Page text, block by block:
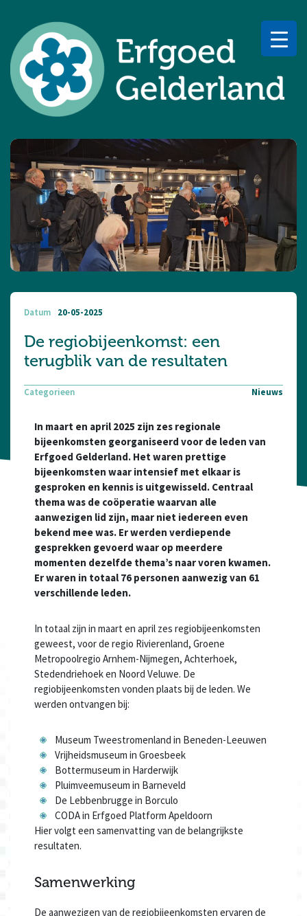
Datum 20-05-2025
De regiobijeenkomst: een
terugblik van de resultaten
Categorieen Nieuws
In maart en april 2025 zijn zes regionale
bijeenkomsten georganiseerd voor de leden van
Erfgoed Gelderland. Het waren prettige
bijeenkomsten waar intensief met elkaar is
gesproken en kennis is uitgewisseld. Centraal
thema was de coöperatie waarvan alle
aanwezigen lid zijn, maar niet iedereen even
bekend mee was. Er werden verdiepende
gesprekken gevoerd waar op meerdere
momenten dezelfde thema’s naar voren kwamen.
Er waren in totaal 76 personen aanwezig van 61
verschillende leden.
In totaal zijn in maart en april zes regiobijeenkomsten
geweest, voor de regio Rivierenland, Groene
Metropoolregio Arnhem-Nijmegen, Achterhoek,
Stedendriehoek en Noord Veluwe. De
regiobijeenkomsten vonden plaats bij de leden. We
werden ontvangen bij:
Museum Tweestromenland in Beneden-Leeuwen
Vrijheidsmuseum in Groesbeek
Bottermuseum in Harderwijk
Pluimveemuseum in Barneveld
De Lebbenbrugge in Borculo
CODA in Erfgoed Platform Apeldoorn
Hier volgt een samenvatting van de belangrijkste
resultaten.
Samenwerking
De aanwezigen van de regiobijeenkomsten ervaren de